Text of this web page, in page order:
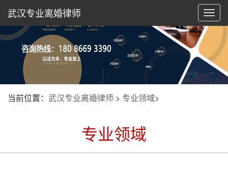
切
换
航
武汉专业离婚律师
当前位置： 武汉专业离婚律师 > 专业领域>
专业领域